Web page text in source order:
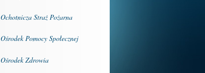
Ochotnicza Straż Pożarna
Ośrodek Pomocy Społecznej
Ośrodek Zdrowia